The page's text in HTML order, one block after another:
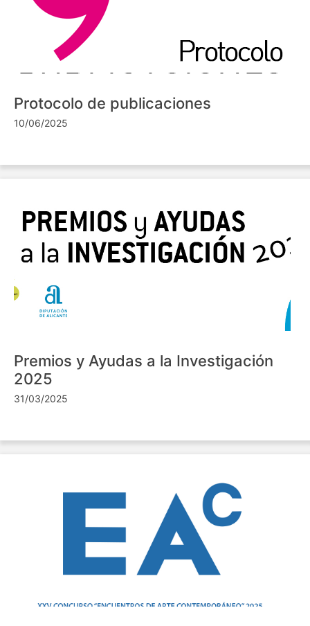
Protocolo de publicaciones
10/06/2025
Premios y Ayudas a la Investigación
2025
31/03/2025